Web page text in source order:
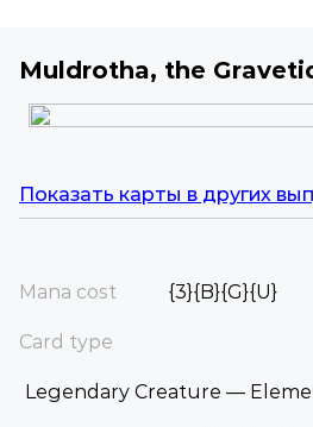
Muldrotha, the
Показать карты в других
Mana cost {3}{B}{G}{U}
Card type
Legendary Creature —